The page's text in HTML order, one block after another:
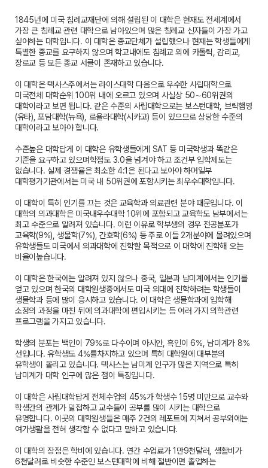
1845년에 미국 침례교재단에 의해 설립된 이 대학은 현재도 전세계에서
가장 큰 침례교 관련 대학으로 남아있으며 많은 침례교 신자들이 가장 가고
싶어하는 대학입니다. 이 대학은 종교단체가 설립했으나 현재는 학생들에게
특별한 종교를 요구하지 않으며 학교내에도 침례교 외에 카톨릭, 감리교,
장로교 등 모든 종교 서클이 존재하고 있습니다.
이 대학은 텍사스주에서는 라이스대학 다음으로 우수한 사립대학으로
미국전체 대학순위 100위 내에 오르고 있으며 사실상 50∼60위권의
대학이라고 보면 됩니다. 같은 수준의 사립대학으로는 보스턴대학, 브릭햄영
(유타), 포담대학(뉴욕), 로욜라대학(시카고) 등이 있으므로 상당한 수준의
대학이라고 보아야 합니다.
수준높은 대학답게 이 대학은 유학생들에게 SAT 등 미국학생과 똑같은
기준을 요구하고 있으며학점도 3.0을 넘겨야 하고 조건부 입학제도는
없습니다. 실제 경쟁율은 최소한 4:1은 된다고 보아야 하며일부
대학평가기관에서는 미국 내 50위권에 포함시키는 최우수대학입니다.
이 대학이 특히 인기를 끄는 것은 교육학과 의료관련 분야 때문입니다. 이
대학의 의과대학은 미국내우수대학 10위에 포함되고 교육학도 남부에서는
최고 수준으로 알려져 있습니다. 이런 이유로 학부생의 경우 전공분포가
교육학(9%), 생물학(7%), 간호학(6%) 등 주로 이들 2개분야에 몰려있으며
유학생들도 미국에서 의과대학에 진학할 목적으로 이 대학에 진학해 오는
비율이높습니다.
이 대학은 한국에는 알려져 있지 않으나 중국, 일본과 남미계에서는 인기를
얻고 있으며 한국의 대학원생중에서도 미국 의대에 진학하려는 학생들이
생물학과 등에 많이 응시하고 있습니다. 이 대학은 생물학과에 입학해
소정의 과정을 마친 뒤에 의과대학에 편입시키는 등 여러 가지 의학관련
프로그램을 가지고 있습니다.
학생의 분포는 백인이 79%로 다수이며 아시안, 흑인이 6%, 남미계가 8%
선입니다. 유학생도 4%를차지하고 있으며 특히 대학원에 대부분의
유학생이 몰리고 있습니다. 텍사스는 남미계 인구가 많은 지역으로 특히
남미계가 대학 인구에 많은 점이 특징입니다.
이 대학은 사립대학답게 전체수업의 45%가 학생수 15명 미만으로 교수와
학생간의 관계가 밀접하고 교수들이 공부를 많이 시키는 대학으로
유명합니다. 이곳의 대학원생들은 매주 2건의 레포트에 지쳐서 공부외에는
여가생활을 전혀 생각할 수 없다고 말하고 있습니다.
이 대학의 장점은 학비에 있습니다. 연간 수업료가 1만9천달러, 생활비가
6천달러로 비슷한 수준인 보스턴대학에 비해 절반이면 졸업하는